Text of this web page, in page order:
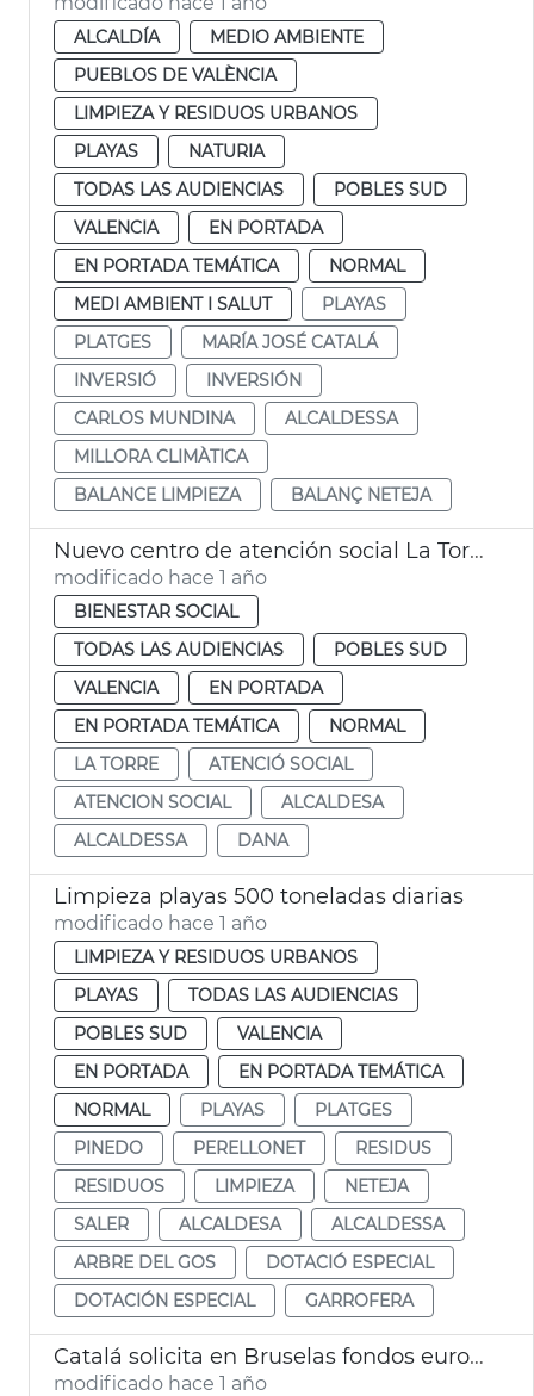
ALCALDÍA
MEDIO AMBIENTE
PUEBLOS DE VALÈNCIA
LIMPIEZA Y RESIDUOS URBANOS
PLAYAS
NATURIA
TODAS LAS AUDIENCIAS
POBLES SUD
VALENCIA
EN PORTADA
EN PORTADA TEMÁTICA
NORMAL
MEDI AMBIENT I SALUT
PLAYAS
PLATGES
MARÍA JOSÉ CATALÁ
INVERSIÓ
INVERSIÓN
CARLOS MUNDINA
ALCALDESSA
MILLORA CLIMÀTICA
BALANCE LIMPIEZA
BALANÇ NETEJA
Nuevo centro de atención social La Torre
modificado hace 1 año
BIENESTAR SOCIAL
TODAS LAS AUDIENCIAS
POBLES SUD
VALENCIA
EN PORTADA
EN PORTADA TEMÁTICA
NORMAL
LA TORRE
ATENCIÓ SOCIAL
ATENCION SOCIAL
ALCALDESA
ALCALDESSA
DANA
Limpieza playas 500 toneladas diarias
modificado hace 1 año
LIMPIEZA Y RESIDUOS URBANOS
PLAYAS
TODAS LAS AUDIENCIAS
POBLES SUD
VALENCIA
EN PORTADA
EN PORTADA TEMÁTICA
NORMAL
PLAYAS
PLATGES
PINEDO
PERELLONET
RESIDUS
RESIDUOS
LIMPIEZA
NETEJA
SALER
ALCALDESA
ALCALDESSA
ARBRE DEL GOS
DOTACIÓ ESPECIAL
DOTACIÓN ESPECIAL
GARROFERA
Catalá solicita en Bruselas fondos europeos para la dana
modificado hace 1 año